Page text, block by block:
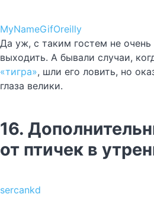
MyNameGifOreilly
Да уж, с таким гостем не очень
выходить. А бывали случаи,
«тигра», шли его ловить, но
глаза велики.
16.
от птичек в
sercankd